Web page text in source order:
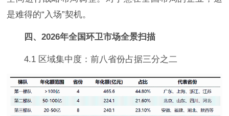
是难得的“入场”契机。
四、2026年全国环卫市场全景扫描
4.1 区域集中度：前八省份占据三分之二